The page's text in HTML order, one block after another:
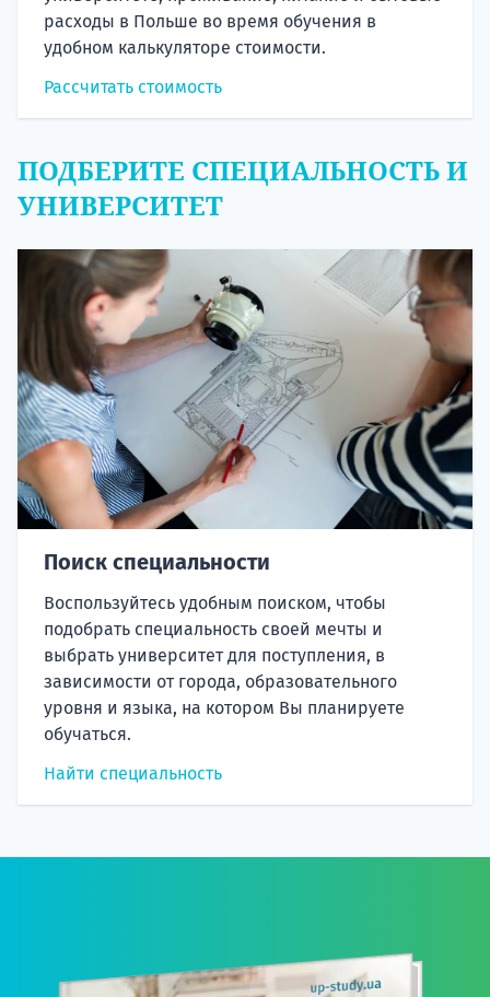
расходы в Польше во время обучения в
удобном калькуляторе стоимости.
Рассчитать стоимость
ПОДБЕРИТЕ СПЕЦИАЛЬНОСТЬ И
УНИВЕРСИТЕТ
Поиск специальности
Воспользуйтесь удобным поиском, чтобы
подобрать специальность своей мечты и
выбрать университет для поступления, в
зависимости от города, образовательного
уровня и языка, на котором Вы планируете
обучаться.
Найти специальность